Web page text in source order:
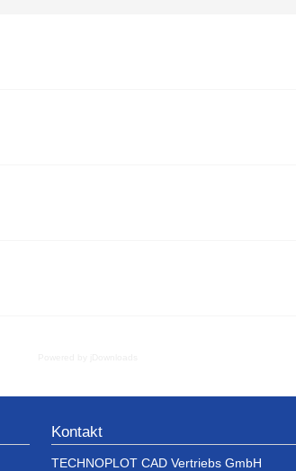
Kontakt
TECHNOPLOT CAD Vertriebs GmbH